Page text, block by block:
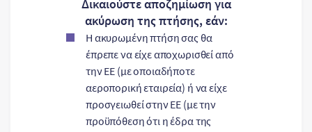
Δικαιούστε αποζημίωση για
ακύρωση της πτήσης, εάν:
Η ακυρωμένη πτήση σας θα
έπρεπε να είχε αποχωρισθεί από
την ΕΕ (με οποιαδήποτε
αεροπορική εταιρεία) ή να είχε
προσγειωθεί στην ΕΕ (με την
προϋπόθεση ότι η έδρα της